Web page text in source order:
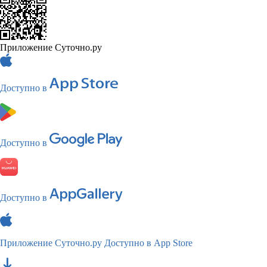
Приложение Суточно.ру
Доступно в
Доступно в
Доступно в
Приложение Суточно.ру Доступно в App Store